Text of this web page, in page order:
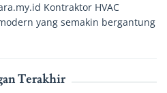
Kontraktor HVAC
yang semakin bergantung
Terakhir